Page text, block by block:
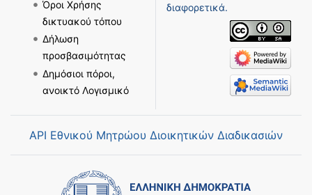
Όροι Χρήσης
δικτυακού τόπου
Δήλωση
προσβασιμότητας
Δημόσιοι πόροι,
ανοικτό Λογισμικό
διαφορετικά.
API Εθνικού Μητρώου Διοικητικών Διαδικασιών